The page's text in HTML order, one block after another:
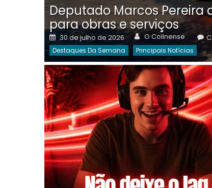
Deputado Marcos Pereira
para obras e serviços
Posted
on
30 de julho de 2026 Author
O Colinense
Destaques Da Semana Principais Notícias